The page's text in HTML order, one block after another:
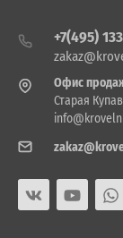
+7(495)
Офис
Старая